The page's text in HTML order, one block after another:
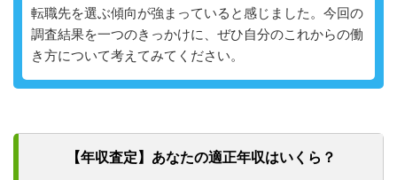
転職先を選ぶ傾向が強まっていると感じました。今回の
調査結果を一つのきっかけに、ぜひ自分のこれからの働
き方について考えてみてください。
【年収査定】 あなたの適正年収はいくら？